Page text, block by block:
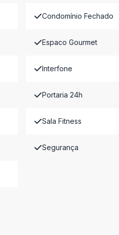
Condomínio Fechado
Espaco Gourmet
Interfone
Portaria 24h
Sala Fitness
Segurança